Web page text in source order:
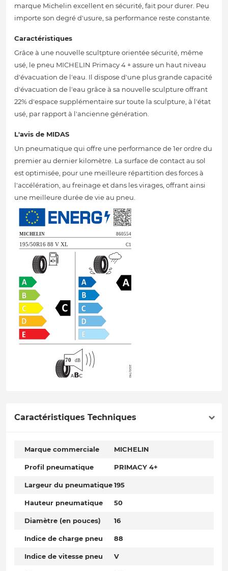
marque Michelin excellent en sécurité, fait pour durer. Peu
importe son degré d'usure, sa performance reste constante.
Caractéristiques
Grâce à une nouvelle scultpture orientée sécurité, même
usé, le pneu MICHELIN Primacy 4 + assure un haut niveau
d'évacuation de l'eau. Il dispose d'une plus grande capacité
d'évacuation de l'eau grâce à sa nouvelle sculpture offrant
22% d'espace supplémentaire sur toute la sculpture, à l'état
usé, par rapport à l'ancienne génération.
L'avis de MIDAS
Un pneumatique qui offre une performance de 1er ordre du
premier au dernier kilomètre. La surface de contact au sol
est optimisée, pour une meilleure répartition des forces à
l'accélération, au freinage et dans les virages, offrant ainsi
une meilleure durée de vie au pneu.
Caractéristiques Techniques
Marque commerciale MICHELIN
Profil pneumatique PRIMACY 4+
Largeur du pneumatique195
Hauteur pneumatique 50
Diamètre (en pouces) 16
Indice de charge pneu 88
Indice de vitesse pneu V